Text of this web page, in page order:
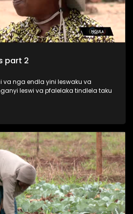
part 2
nga endla yini leswaku va
leswi va pfalelaka tindlela taku